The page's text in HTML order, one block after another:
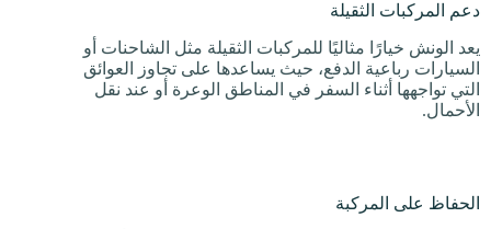
دعم المركبات الثقيلة
يعد الونش خيارًا مثاليًا للمركبات الثقيلة مثل الشاحنات أو
السيارات رباعية الدفع، حيث يساعدها على تجاوز العوائق
التي تواجهها أثناء السفر في المناطق الوعرة أو عند نقل
الأحمال.
الحفاظ على المركبة